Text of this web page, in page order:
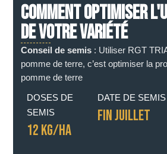
COMMENT OPTIMISER
DE VOTRE VARIÉTÉ
Conseil de semis: Utiliser RGT
pomme de terre, c’est optimiser la
pomme de terre
DOSES DE
SEMIS
12 KG/HA
DATE DE SEMIS
FIN JUILLET